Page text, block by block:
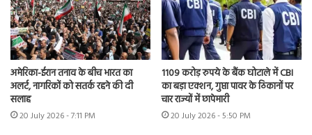
अमेरिका-ईरान तनाव के बीच भारत का
अलर्ट, नागरिकों को सतर्क रहने की दी
सलाह
20 July 2026 - 7:11 PM
1109 करोड़ रुपये के बैंक घोटाले में CBI
का बड़ा एक्शन, गुप्ता पावर के ठिकानों पर
चार राज्यों में छापेमारी
20 July 2026 - 5:50 PM